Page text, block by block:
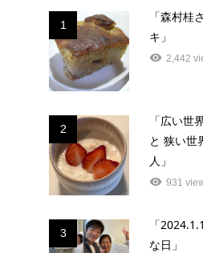
1
「森村桂
キ」
2,442
2
「広い世
と 狭い世
人」
931
3
「
な日」